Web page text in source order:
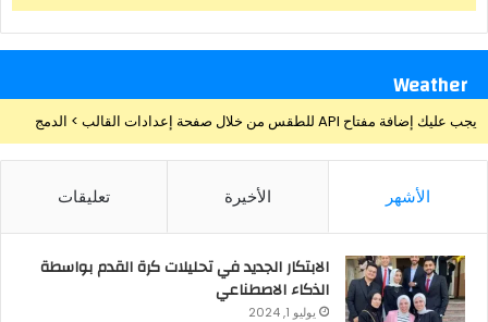
Weather
يجب عليك إضافة مفتاح API للطقس من خلال صفحة إعدادات القالب > الدمج
الأشهر الأخيرة تعليقات
الابتكار الجديد في تحليلات كرة القدم بواسطة
الذكاء الاصطناعي
يوليو 1, 2024